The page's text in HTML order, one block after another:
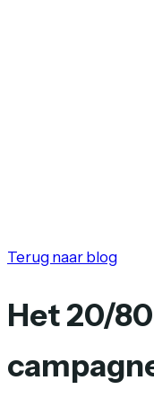
Terug naar blog
Het 20/